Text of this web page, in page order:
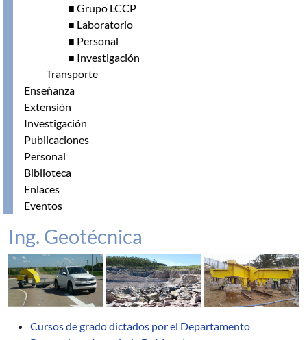
■ Grupo LCCP
■ Laboratorio
■ Personal
■ Investigación
Transporte
Enseñanza
Extensión
Investigación
Publicaciones
Personal
Biblioteca
Enlaces
Eventos
Ing. Geotécnica
Cursos de grado dictados por el Departamento